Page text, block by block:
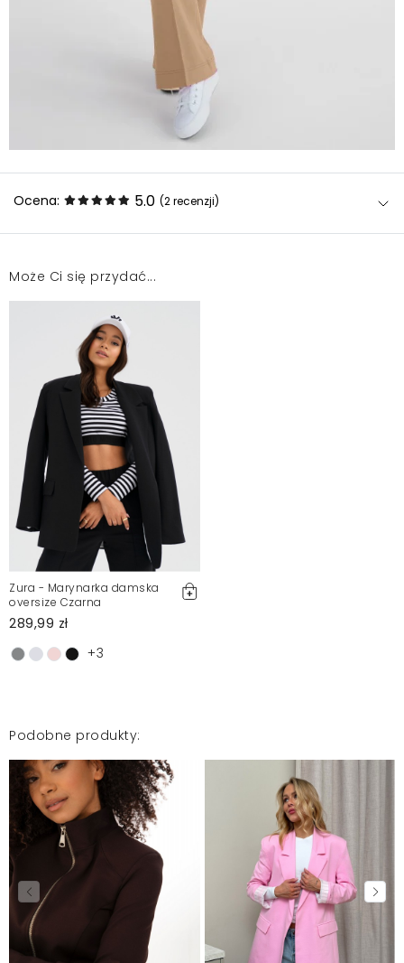
Ocena: 5.0 (2recenzji)
Bardzo fajny materiał, zawyżony rozmiar
Musiałam wymienić na rozmiar mniejszą. Nie było
żadnego problemu z wymianą. Polecam!
Katarzyna
Mosquito zamieszcza wyłącznie zweryfikowane opinie
Klientów. Po moderacji publikujemy zarówno pozytywne, jak i
negatywne opinie. Więcej informacji znajdziesz w naszym
Regulaminie.
Może Ci się przydać...
Zura - Marynarka damska
oversize Czarna
289,99 zł
+3
Podobne produkty: